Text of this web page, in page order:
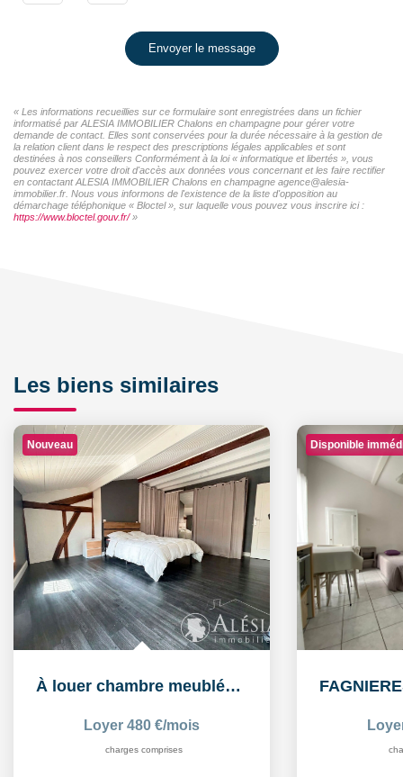
Envoyer le message
« Les informations recueillies sur ce formulaire sont enregistrées dans un fichier
informatisé par ALESIA IMMOBILIER Chalons en champagne pour gérer votre
demande de contact. Elles sont conservées pour la durée nécessaire à la gestion de
la relation client dans le respect des prescriptions légales applicables et sont
destinées à nos conseillers Conformément à la loi « informatique et libertés », vous
pouvez exercer votre droit d'accès aux données vous concernant et les faire rectifier
en contactant ALESIA IMMOBILIER Chalons en champagne agence@alesia-
immobilier.fr. Nous vous informons de l'existence de la liste d'opposition au
démarchage téléphonique « Bloctel », sur laquelle vous pouvez vous inscrire ici :
https://www.bloctel.gouv.fr/»
Les biens similaires
Nouveau
À louer chambre meublée de 16,26 m² dans un logement...
Loyer 480 €/mois
charges comprises
Disponible